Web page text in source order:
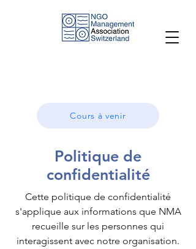
Cours à venir
Politique de
confidentialité
Cette politique de confidentialité
s'applique aux informations que NMA
recueille sur les personnes qui
interagissent avec notre organisation.